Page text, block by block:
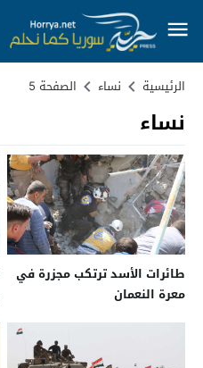
الرئيسية نساء الصفحة 5
نساء
طائرات الأسد ترتكب مجزرة في
معرة النعمان